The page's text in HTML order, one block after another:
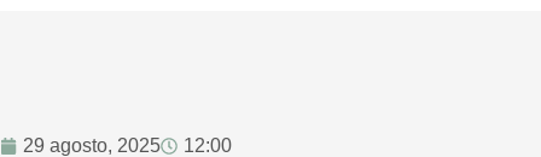
29 agosto, 2025 12:00